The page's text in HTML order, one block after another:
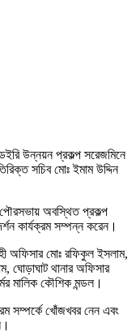
উন্নয়ন প্রকল্প সরেজমিনে
সচিব মোঃ ইমাম উদ্দিন
অবস্থিত প্রকল্প
কার্যক্রম সম্পন্ন করেন।
অফিসার মোঃ রফিকুল ইসলাম,
ঘোড়াঘাট থানার অফিসার
মালিক কৌশিক মন্ডল।
সম্পর্কে খোঁজখবর নেন এবং